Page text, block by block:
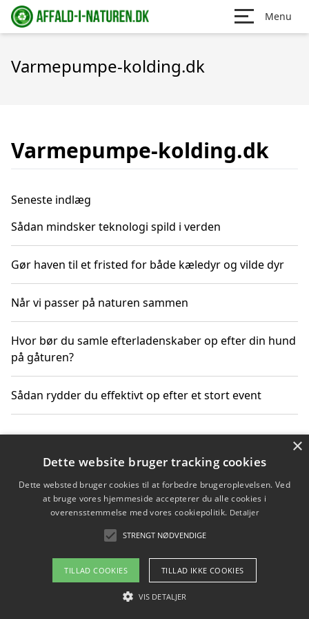
Menu
Varmepumpe-kolding.dk
Varmepumpe-kolding.dk
Seneste indlæg
Sådan mindsker teknologi spild i verden
Gør haven til et fristed for både kæledyr og vilde dyr
Når vi passer på naturen sammen
Hvor bør du samle efterladenskaber op efter din hund
på gåturen?
Sådan rydder du effektivt op efter et stort event
Copyright 2026 - Pilanto Aps
Om / kontakt
Blog Betingelser
×
Dette website bruger tracking cookies
Dette websted bruger cookies til at forbedre brugeroplevelsen. Ved
at bruge vores hjemmeside accepterer du alle cookies i
overensstemmelse med vores cookiepolitik. Detaljer
STRENGT NØDVENDIGE
TILLAD COOKIES TILLAD IKKE COOKIES
VIS DETALJER